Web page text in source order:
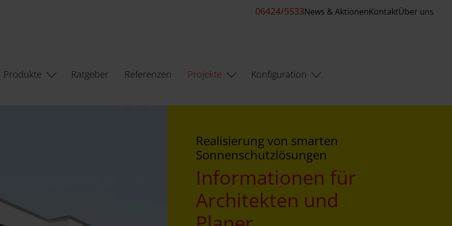
06424/5533News & AktionenKontaktÜber uns
Produkte
Ratgeber Referenzen Projekte Konfiguration
Realisierung von smarten
Sonnenschutzlösungen
Informationen für
Architekten und